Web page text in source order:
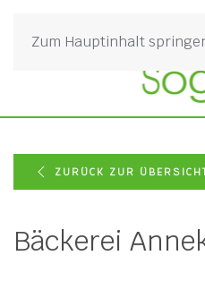
Zum Hauptinhalt
ZURÜCK ZUR
Bäckerei